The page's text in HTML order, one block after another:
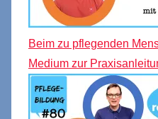
Beim zu pflegenden
Medium zur